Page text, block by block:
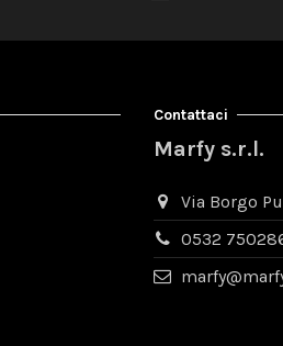
Contattaci
Marfy s.r.l.
Via Borgo
0532